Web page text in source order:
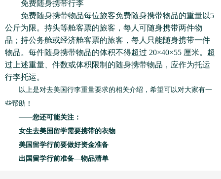
免费随身携带行李
免费随身携带物品每位旅客免费随身携带物品的重量以5
公斤为限。持头等舱客票的旅客，每人可随身携带两件物
品；持公务舱或经济舱客票的旅客，每人只能随身携带一件
物品。每件随身携带物品的体积不得超过 20×40×55 厘米。超
过上述重量、件数或体积限制的随身携带物品，应作为托运
行李托运。
以上是对去美国行李重量要求的相关介绍，希望可以对大家有一
些帮助！
——您还可能关注：
女生去美国留学需要携带的衣物
美国留学行前要做好资金准备
出国留学行前准备—物品清单